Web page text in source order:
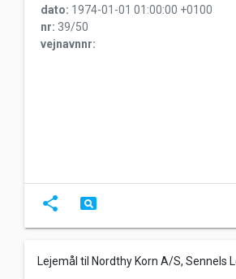
dato: 1974-01-01 01:00:00 +0100
nr: 39/50
vejnavnnr:
share pageview
Lejemål til Nordthy Korn A/S, Sennels